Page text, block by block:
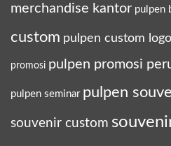
merchandise kantor pulpen
custom pulpen custom logo
promosi pulpen promosi
pulpen seminar pulpen
souvenir custom